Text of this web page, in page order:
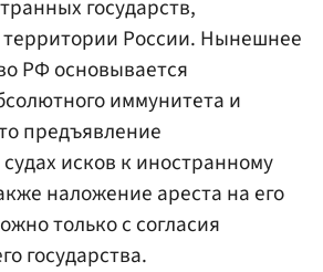
государств,
России. Нынешнее
РФ основывается
иммунитета и
предъявление
исков к иностранному
наложение ареста на его
только с согласия
государства.